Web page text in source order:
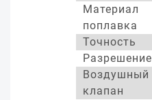
Материал
поплавка
Точность
Разрешение
Воздушный
клапан